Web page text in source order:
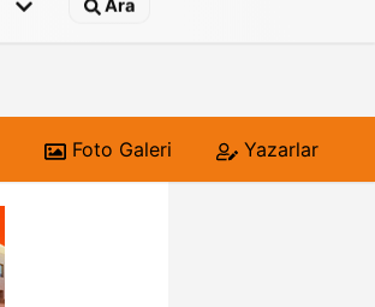
Ara
Foto Galeri Yazarlar